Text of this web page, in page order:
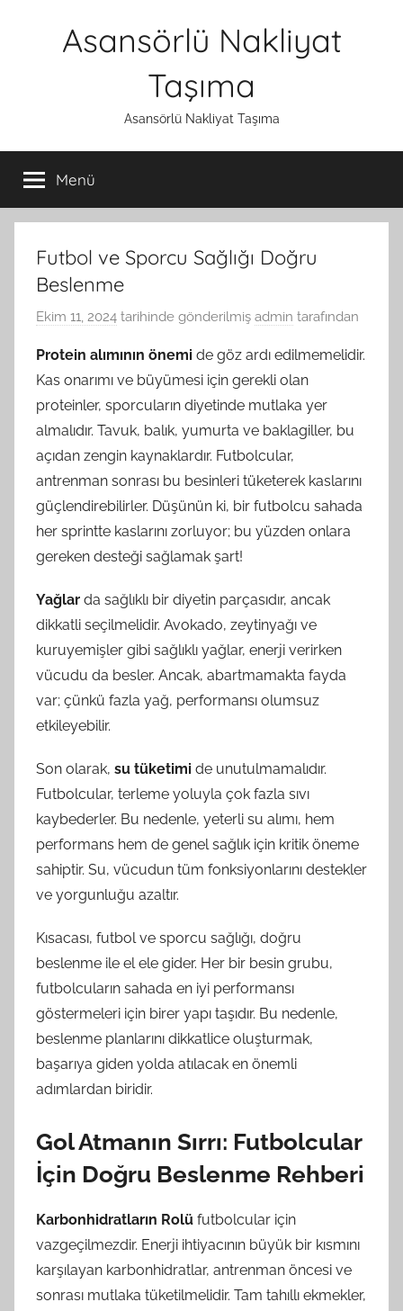
Asansörlü Nakliyat
Taşıma
Asansörlü Nakliyat Taşıma
Menü
Futbol ve Sporcu Sağlığı Doğru
Beslenme
Ekim 11, 2024 tarihinde gönderilmiş admin tarafından
Protein alımının önemi de göz ardı edilmemelidir.
Kas onarımı ve büyümesi için gerekli olan
proteinler, sporcuların diyetinde mutlaka yer
almalıdır. Tavuk, balık, yumurta ve baklagiller, bu
açıdan zengin kaynaklardır. Futbolcular,
antrenman sonrası bu besinleri tüketerek kaslarını
güçlendirebilirler. Düşünün ki, bir futbolcu sahada
her sprintte kaslarını zorluyor; bu yüzden onlara
gereken desteği sağlamak şart!
Yağlar da sağlıklı bir diyetin parçasıdır, ancak
dikkatli seçilmelidir. Avokado, zeytinyağı ve
kuruyemişler gibi sağlıklı yağlar, enerji verirken
vücudu da besler. Ancak, abartmamakta fayda
var; çünkü fazla yağ, performansı olumsuz
etkileyebilir.
Son olarak, su tüketimi de unutulmamalıdır.
Futbolcular, terleme yoluyla çok fazla sıvı
kaybederler. Bu nedenle, yeterli su alımı, hem
performans hem de genel sağlık için kritik öneme
sahiptir. Su, vücudun tüm fonksiyonlarını destekler
ve yorgunluğu azaltır.
Kısacası, futbol ve sporcu sağlığı, doğru
beslenme ile el ele gider. Her bir besin grubu,
futbolcuların sahada en iyi performansı
göstermeleri için birer yapı taşıdır. Bu nedenle,
beslenme planlarını dikkatlice oluşturmak,
başarıya giden yolda atılacak en önemli
adımlardan biridir.
Gol Atmanın Sırrı: Futbolcular
İçin Doğru Beslenme Rehberi
Karbonhidratların Rolü futbolcular için
vazgeçilmezdir. Enerji ihtiyacının büyük bir kısmını
karşılayan karbonhidratlar, antrenman öncesi ve
sonrası mutlaka tüketilmelidir. Tam tahıllı ekmekler,